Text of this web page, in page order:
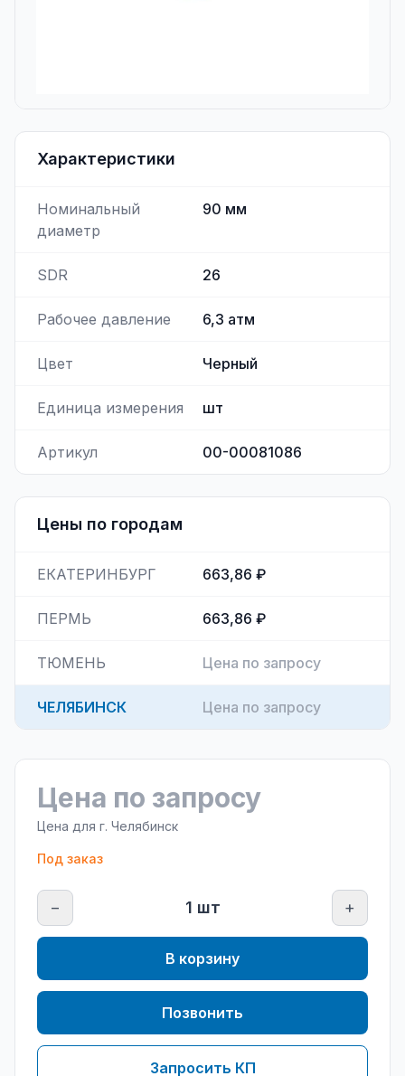
Характеристики
Номинальный
диаметр
90 мм
SDR 26
Рабочее давление 6,3 атм
Цвет Черный
Единица измерения шт
Артикул 00-00081086
Цены по городам
ЕКАТЕРИНБУРГ 663,86 ₽
ПЕРМЬ 663,86 ₽
ТЮМЕНЬ Цена по запросу
ЧЕЛЯБИНСК Цена по запросу
Цена по запросу
Цена для г. Челябинск
Под заказ
− 1 шт +
В корзину
Позвонить
Запросить КП